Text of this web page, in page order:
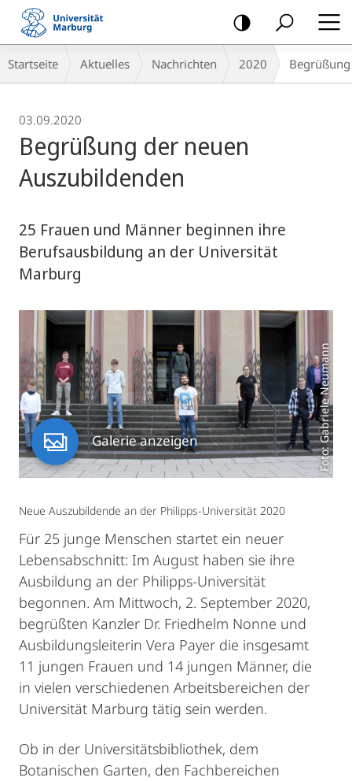
Mobile-
Navigation
Breadcrumb-
Navigation
Startseite Aktuelles Nachrichten 2020
03.09.2020
Begrüßung der neuen
Auszubildenden
25 Frauen und Männer beginnen ihre
Berufsausbildung an der Universität
Marburg
Foto: Gabriele Neumann
Galerie anzeigen
Neue Auszubildende an der Philipps-Universität 2020
Für 25 junge Menschen startet ein neuer
Lebensabschnitt: Im August haben sie ihre
Ausbildung an der Philipps-Universität
begonnen. Am Mittwoch, 2. September 2020,
begrüßten Kanzler Dr. Friedhelm Nonne und
Ausbildungsleiterin Vera Payer die insgesamt
11 jungen Frauen und 14 jungen Männer, die
in vielen verschiedenen Arbeitsbereichen der
Universität Marburg tätig sein werden.
Ob in der Universitätsbibliothek, dem
Botanischen Garten, den Fachbereichen